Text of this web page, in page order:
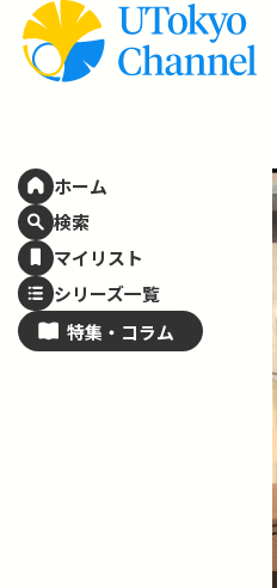
ホーム
検索
マイリスト
シリーズ一覧
特集・ コラム